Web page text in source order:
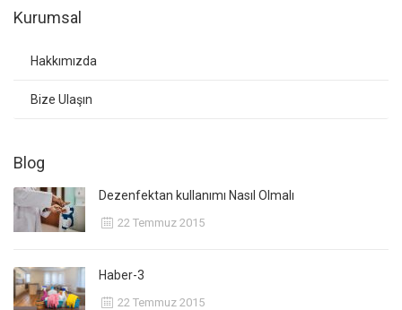
Kurumsal
Hakkımızda
Bize Ulaşın
Blog
Dezenfektan kullanımı Nasıl Olmalı
22 Temmuz 2015
Haber-3
22 Temmuz 2015